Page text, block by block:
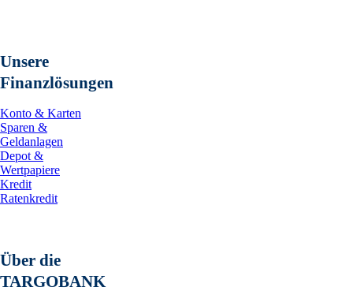
Unsere
Finanzlösungen
Konto & Karten
Sparen &
Geldanlagen
Depot &
Wertpapiere
Kredit
Ratenkredit
Über die
TARGOBANK